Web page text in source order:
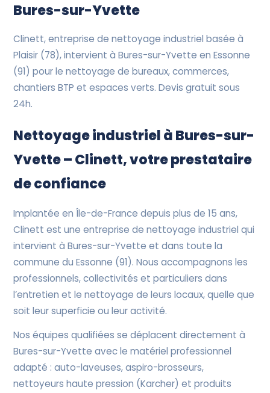
Bures-sur-Yvette
Clinett, entreprise de nettoyage industriel basée à
Plaisir (78), intervient à Bures-sur-Yvette en Essonne
(91) pour le nettoyage de bureaux, commerces,
chantiers BTP et espaces verts. Devis gratuit sous
24h.
Nettoyage industriel à Bures-sur-
Yvette – Clinett, votre prestataire
de confiance
Implantée en Île-de-France depuis plus de 15 ans,
Clinett est une entreprise de nettoyage industriel qui
intervient à Bures-sur-Yvette et dans toute la
commune du Essonne (91). Nous accompagnons les
professionnels, collectivités et particuliers dans
l’entretien et le nettoyage de leurs locaux, quelle que
soit leur superficie ou leur activité.
Nos équipes qualifiées se déplacent directement à
Bures-sur-Yvette avec le matériel professionnel
adapté : auto-laveuses, aspiro-brosseurs,
nettoyeurs haute pression (Karcher) et produits